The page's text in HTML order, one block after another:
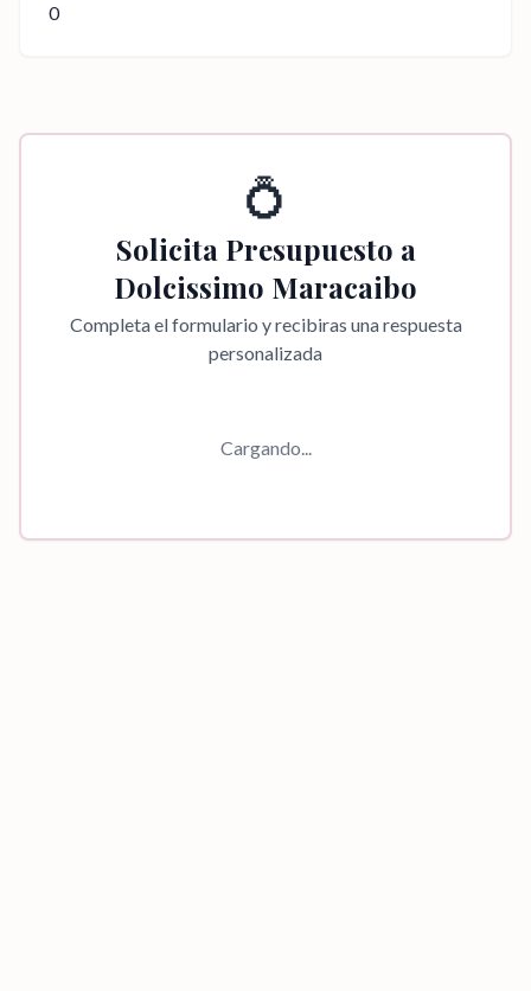
0
💍
Solicita Presupuesto a
Dolcissimo Maracaibo
Completa el formulario y recibiras una respuesta
personalizada
Cargando...